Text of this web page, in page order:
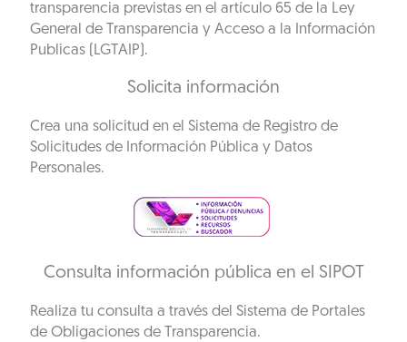
transparencia previstas en el artículo 65 de la Ley
General de Transparencia y Acceso a la Información
Publicas (LGTAIP).
Solicita información
Crea una solicitud en el Sistema de Registro de
Solicitudes de Información Pública y Datos
Personales.
Consulta información pública en el SIPOT
Realiza tu consulta a través del Sistema de Portales
de Obligaciones de Transparencia.